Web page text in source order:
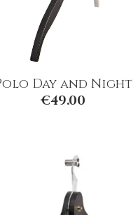
Day and Night
€49.00